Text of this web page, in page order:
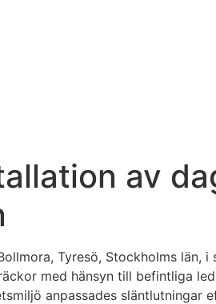
av
Tyresö, Stockholms län, i
med hänsyn till befintliga
anpassades